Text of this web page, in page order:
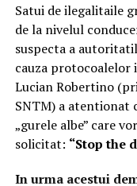
Satui de ilegalitaile
de la nivelul
suspecta a
cauza protocoalelor
Lucian Robertino
SNTM) a atentionat
„gurele albe” care
solicitat: “Stop the
In urma acestui